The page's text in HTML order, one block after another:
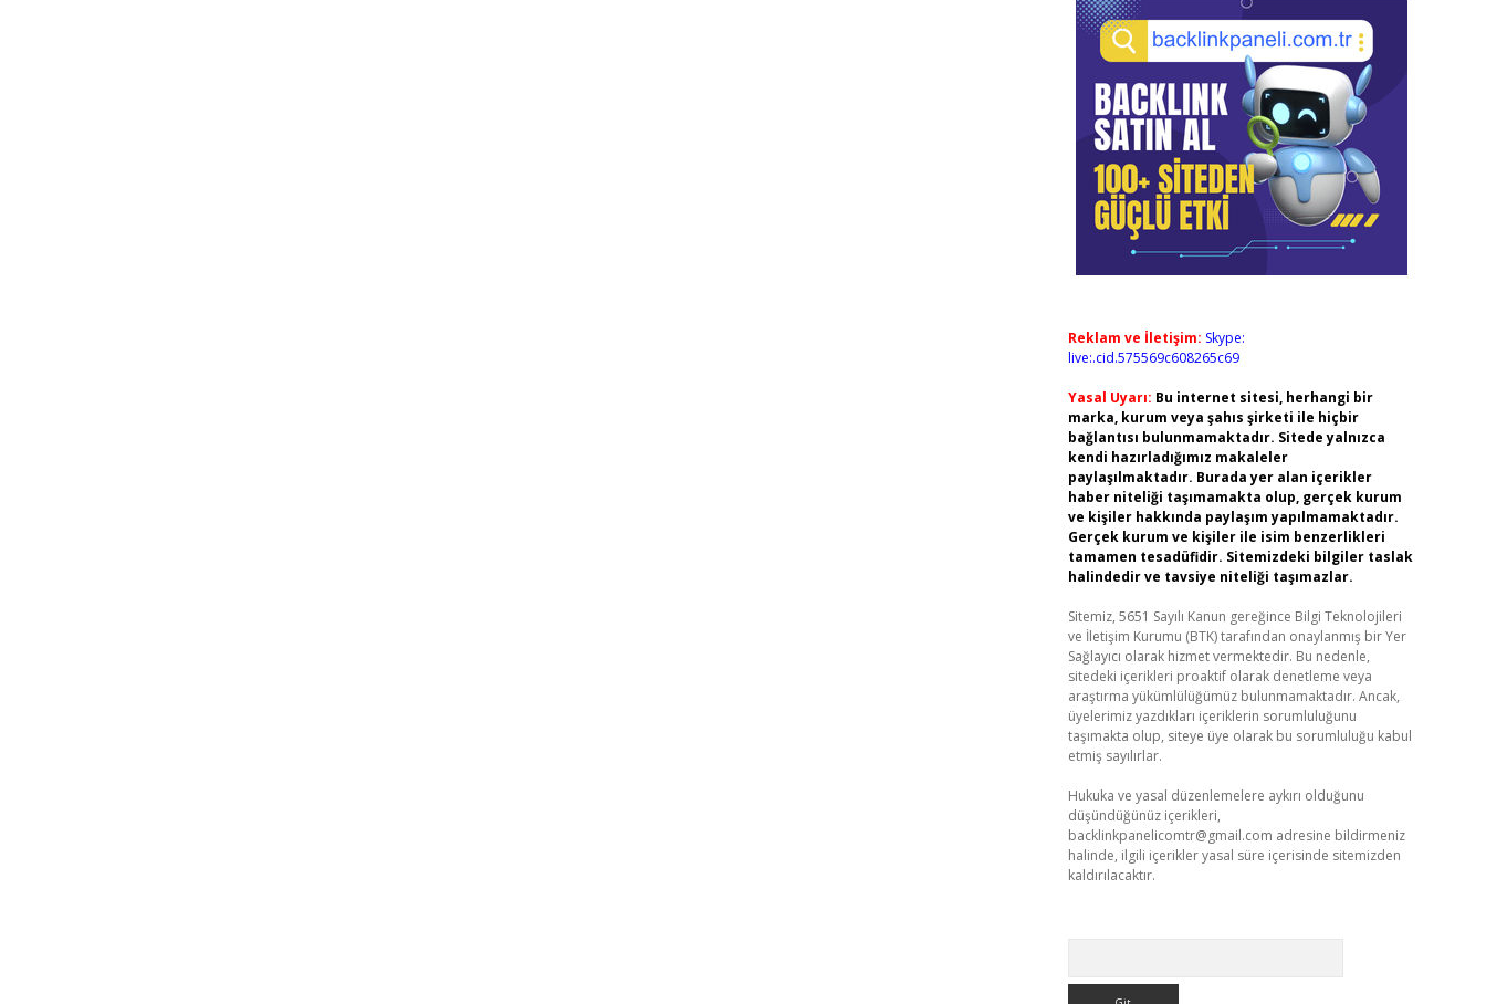
Reklam ve İletişim: Skype:
live:.cid.575569c608265c69
Yasal Uyarı: Bu internet sitesi, herhangi bir
marka, kurum veya şahıs şirketi ile hiçbir
bağlantısı bulunmamaktadır. Sitede yalnızca
kendi hazırladığımız makaleler
paylaşılmaktadır. Burada yer alan içerikler
haber niteliği taşımamakta olup, gerçek kurum
ve kişiler hakkında paylaşım yapılmamaktadır.
Gerçek kurum ve kişiler ile isim benzerlikleri
tamamen tesadüfidir. Sitemizdeki bilgiler taslak
halindedir ve tavsiye niteliği taşımazlar.
Sitemiz, 5651 Sayılı Kanun gereğince Bilgi Teknolojileri
ve İletişim Kurumu (BTK) tarafından onaylanmış bir Yer
Sağlayıcı olarak hizmet vermektedir. Bu nedenle,
sitedeki içerikleri proaktif olarak denetleme veya
araştırma yükümlülüğümüz bulunmamaktadır. Ancak,
üyelerimiz yazdıkları içeriklerin sorumluluğunu
taşımakta olup, siteye üye olarak bu sorumluluğu kabul
etmiş sayılırlar.
Hukuka ve yasal düzenlemelere aykırı olduğunu
düşündüğünüz içerikleri,
backlinkpanelicomtr@gmail.com adresine bildirmeniz
halinde, ilgili içerikler yasal süre içerisinde sitemizden
kaldırılacaktır.